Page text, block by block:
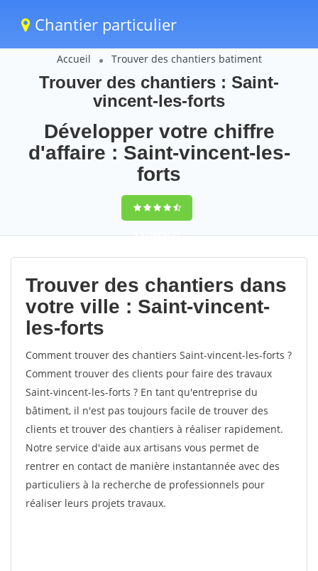
Chantier particulier
Accueil Trouver des chantiers batiment
Trouver des chantiers : Saint-
vincent-les-forts
Développer votre chiffre
d'affaire : Saint-vincent-les-
forts
9,5(100%)77
votes
Trouver des chantiers dans
votre ville : Saint-vincent-
les-forts
Comment trouver des chantiers Saint-vincent-les-forts ?
Comment trouver des clients pour faire des travaux
Saint-vincent-les-forts ? En tant qu'entreprise du
bâtiment, il n'est pas toujours facile de trouver des
clients et trouver des chantiers à réaliser rapidement.
Notre service d'aide aux artisans vous permet de
rentrer en contact de manière instantannée avec des
particuliers à la recherche de professionnels pour
réaliser leurs projets travaux.